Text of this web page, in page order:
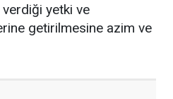
verdiği yetki ve
getirilmesine azim ve